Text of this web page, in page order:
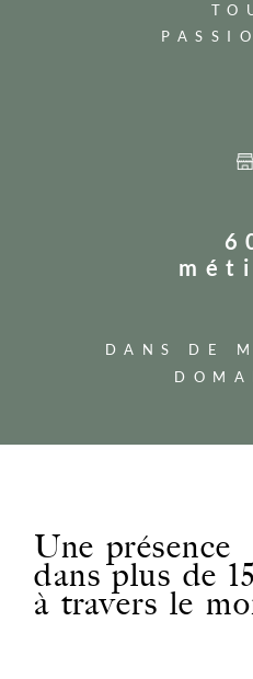
DANS DE
Une présence
dans plus de
à travers le